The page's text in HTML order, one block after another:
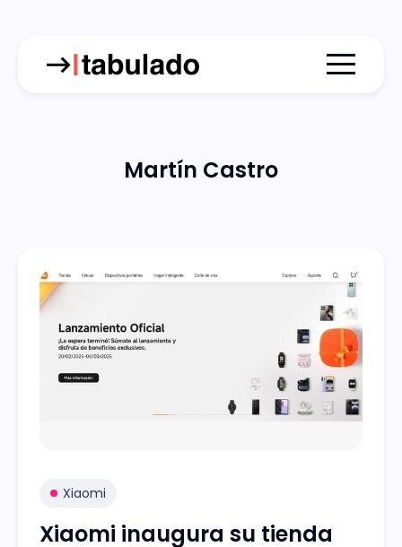
Menu
Martín Castro
Xiaomi
Xiaomi inaugura su tienda